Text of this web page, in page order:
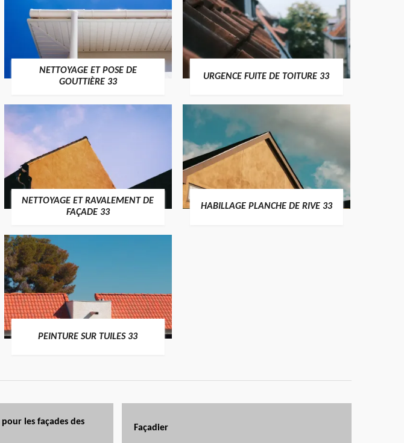
NETTOYAGE ET POSE DE
GOUTTIÈRE 33
URGENCE FUITE DE TOITURE 33
NETTOYAGE ET RAVALEMENT DE
FAÇADE 33
HABILLAGE PLANCHE DE RIVE 33
PEINTURE SUR TUILES 33
les façades des
Façadier